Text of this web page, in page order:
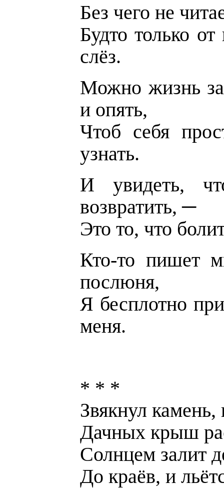
Без чего не
Будто только
слёз.
Можно жизнь
и опять,
Чтоб себя
узнать.
И увидеть,
возвратить, ─
Это то, что
Кто-то пишет
послюня,
Я бесплотно
меня.
* * *
Звякнул
Дачных крыш
Солнцем залит
До краёв, и